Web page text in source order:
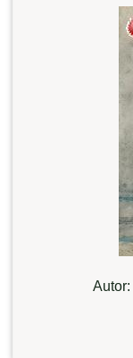
Autor: